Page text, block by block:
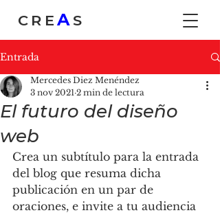
CREA S
Entrada
El futuro del diseño
web
Mercedes Diez Menéndez
3 nov 2021 2 min de lectura
Crea un subtítulo para la entrada
del blog que resuma dicha
publicación en un par de
oraciones, e invite a tu audiencia